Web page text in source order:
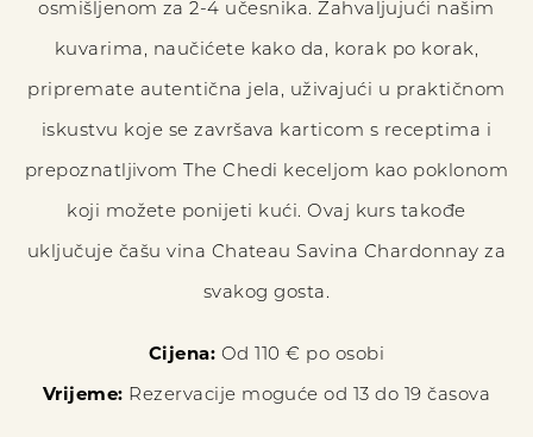
osmišljenom za 2-4 učesnika. Zahvaljujući našim
kuvarima, naučićete kako da, korak po korak,
pripremate autentična jela, uživajući u praktičnom
iskustvu koje se završava karticom s receptima i
prepoznatljivom The Chedi keceljom kao poklonom
koji možete ponijeti kući. Ovaj kurs takođe
uključuje čašu vina Chateau Savina Chardonnay za
svakog gosta.
Cijena: Od 110 € po osobi
Vrijeme: Rezervacije moguće od 13 do 19 časova